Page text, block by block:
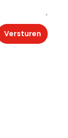
Versturen